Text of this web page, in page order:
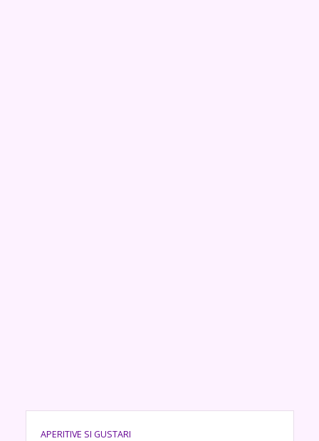
APERITIVE SI GUSTARI